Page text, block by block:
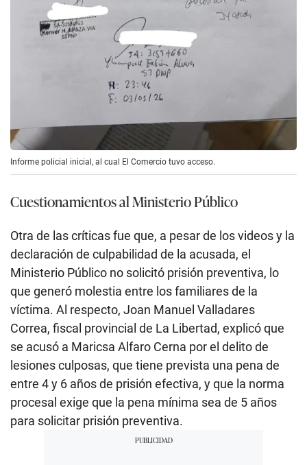
Informe policial inicial, al cual El Comercio tuvo acceso.
Cuestionamientos al Ministerio Público
Otra de las críticas fue que, a pesar de los videos y la
declaración de culpabilidad de la acusada, el
Ministerio Público no solicitó prisión preventiva, lo
que generó molestia entre los familiares de la
víctima. Al respecto, Joan Manuel Valladares
Correa, fiscal provincial de La Libertad, explicó que
se acusó a Maricsa Alfaro Cerna por el delito de
lesiones culposas, que tiene prevista una pena de
entre 4 y 6 años de prisión efectiva, y que la norma
procesal exige que la pena mínima sea de 5 años
para solicitar prisión preventiva.